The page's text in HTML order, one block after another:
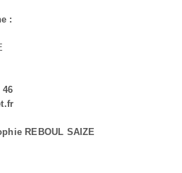
:
46
REBOUL SAIZE